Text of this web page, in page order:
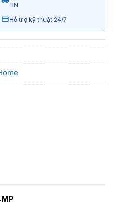
HN
Hỗ trợ kỹ thuật 24/7